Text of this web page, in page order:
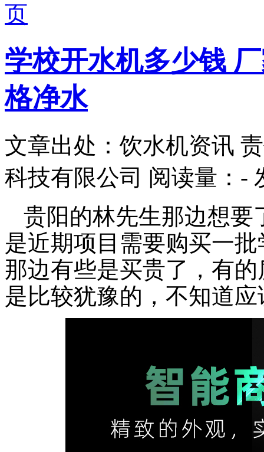
学校开水机多少钱
格净水
文章出处：饮水机资讯
科技有限公司 阅读量： -
贵阳的林先生那边想要
是近期项目需要购买一
那边有些是买贵了，有
是比较犹豫的，不知道